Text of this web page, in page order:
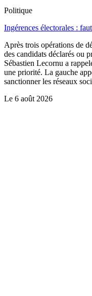
Politique
Ingérences électorales :
Après trois opérations de
des candidats déclarés ou
Sébastien Lecornu a
une priorité. La gauche
sanctionner les réseaux
Le 6 août 2026